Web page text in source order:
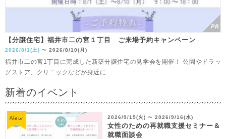
【分譲住宅】福井市二の宮１丁目 ご来場予約キャンペーン
2026/8/1(土) 〜 2026/8/10(月)
福井市二の宮1丁目に完成した新築分譲住宅の見学会を開催！ 公園やドラッ
グストア、クリニックなどが身近に...
新着のイベント
2026/9/15(火) 〜 2026/9/16(水)
女性のための再就職支援セミナー＆
就職面談会